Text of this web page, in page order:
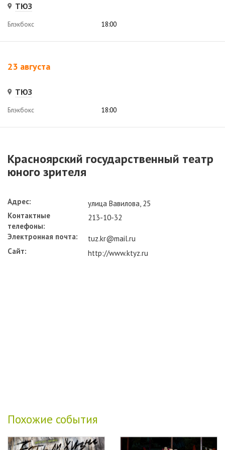
ТЮЗ
Блэкбокс 18:00
23 августа
ТЮЗ
Блэкбокс 18:00
Красноярский государственный театр
юного зрителя
Адрес:
улица Вавилова, 25
Контактные
телефоны:
213-10-32
Электронная почта:
tuz.kr@mail.ru
Сайт:
http://www.ktyz.ru
Похожие события